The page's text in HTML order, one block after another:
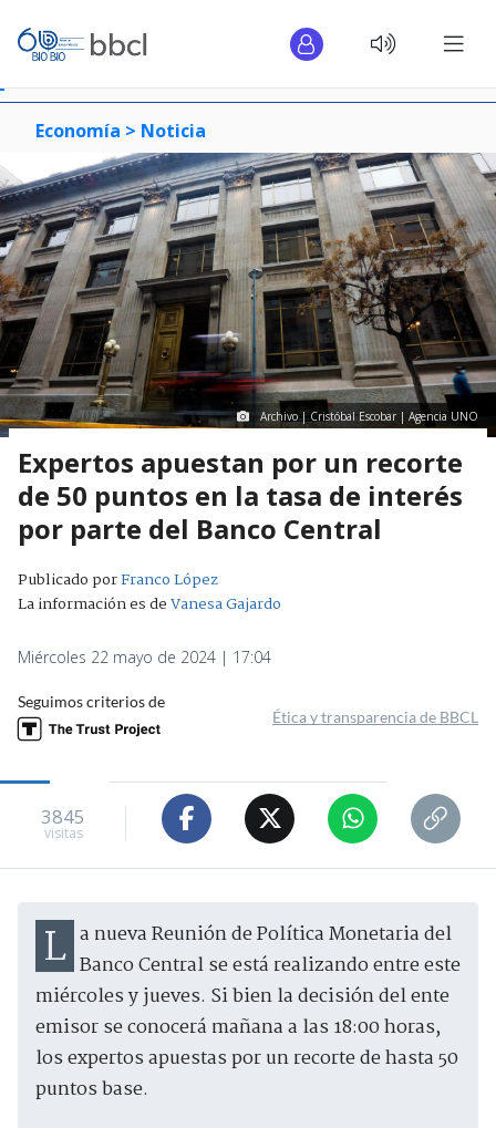
Economía > Noticia
Archivo | Cristóbal Escobar | Agencia UNO
Expertos apuestan por un recorte
de 50 puntos en la tasa de interés
por parte del Banco Central
Publicado porFranco López
La información es deVanesa Gajardo
Miércoles 22 mayo de 2024 | 17:04
Seguimos criterios de
Ética y transparencia de BBCL
3845
visitas
La nueva Reunión de Política Monetaria del Banco Central se está realizando entre este
miércoles y jueves. Si bien la decisión del ente
emisor se conocerá mañana a las 18:00 horas,
los expertos apuestas por un recorte de hasta 50
puntos base.